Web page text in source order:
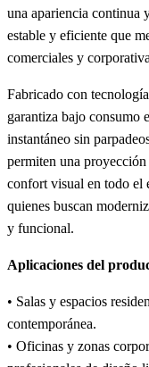
una apariencia continua
estable y eficiente que
comerciales y
Fabricado con
garantiza bajo consumo
instantáneo sin
permiten una
confort visual en todo el
quienes buscan
y funcional.
Aplicaciones del
• Salas y espacios
contemporánea.
• Oficinas y zonas